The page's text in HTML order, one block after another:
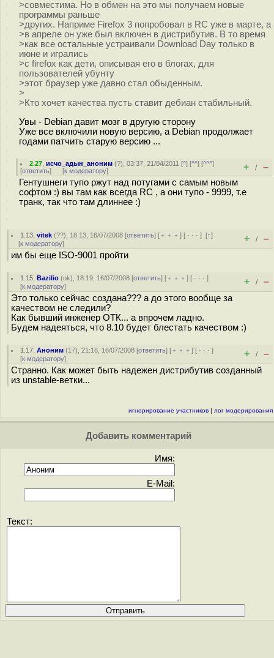
>совместима. Но в обмен на это мы получаем новые
программы раньше
>других. Наприме Firefox 3 попробовал в RC уже в марте, а
>в апреле он уже был включен в дистрибутив. В то время
>как все остальные устраивали Download Day только в
июне и игрались
>с firefox как дети, описывая его в блогах, для
пользователей убунту
>этот браузер уже давно стал обыденным.
>
>Кто хочет качества пусть ставит дебиан стабильный.
Увы - Debian давит мозг в другую сторону
Уже все включили новую версию, а Debian продолжает
годами патчить старую версию ...
2.27 ,исчо_адын_аноним (?), 03:37, 21/04/2011 [^] [^^] [^^^]
[ответить] [к модератору] + / –
Гентушнеги тупо ржут над потугами с самым новым
софтом :) вы там как всегда RC , а они тупо - 9999, т.е
транк, так что там длиннее :)
1.13 ,vitek (??), 18:13, 16/07/2008 [ответить] [ ﹢﹢﹢] [ · · ·][↑]
[к модератору] + / –
им бы еще ISO-9001 пройти
1.15 ,Bazilio (ok), 18:19, 16/07/2008 [ответить] [ ﹢﹢﹢] [ · · ·]
[к модератору] + / –
Это только сейчас создана??? а до этого вообще за
качеством не следили?
Как бывший инженер ОТК... а впрочем ладно.
Будем надеяться, что 8.10 будет блестать качеством :)
1.17 ,Аноним (17), 21:16, 16/07/2008 [ответить] [ ﹢﹢﹢] [ · · ·]
[к модератору] + / –
Странно. Как может быть надежен дистрибутив созданный
из unstable-ветки...
игнорирование участников | лог модерирования
Добавить комментарий
Имя:
E-Mail:
Текст: